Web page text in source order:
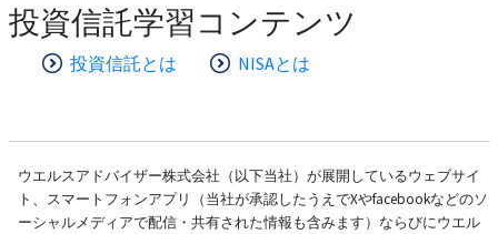
投資信託学習コンテンツ
投資信託とは NISAとは
ウエルスアドバイザー株式会社（以下当社）が展開しているウェブサイ
ト、スマートフォンアプリ（当社が承認したうえでXやfacebookなどのソ
ーシャルメディアで配信・共有された情報も含みます）ならびにウエル